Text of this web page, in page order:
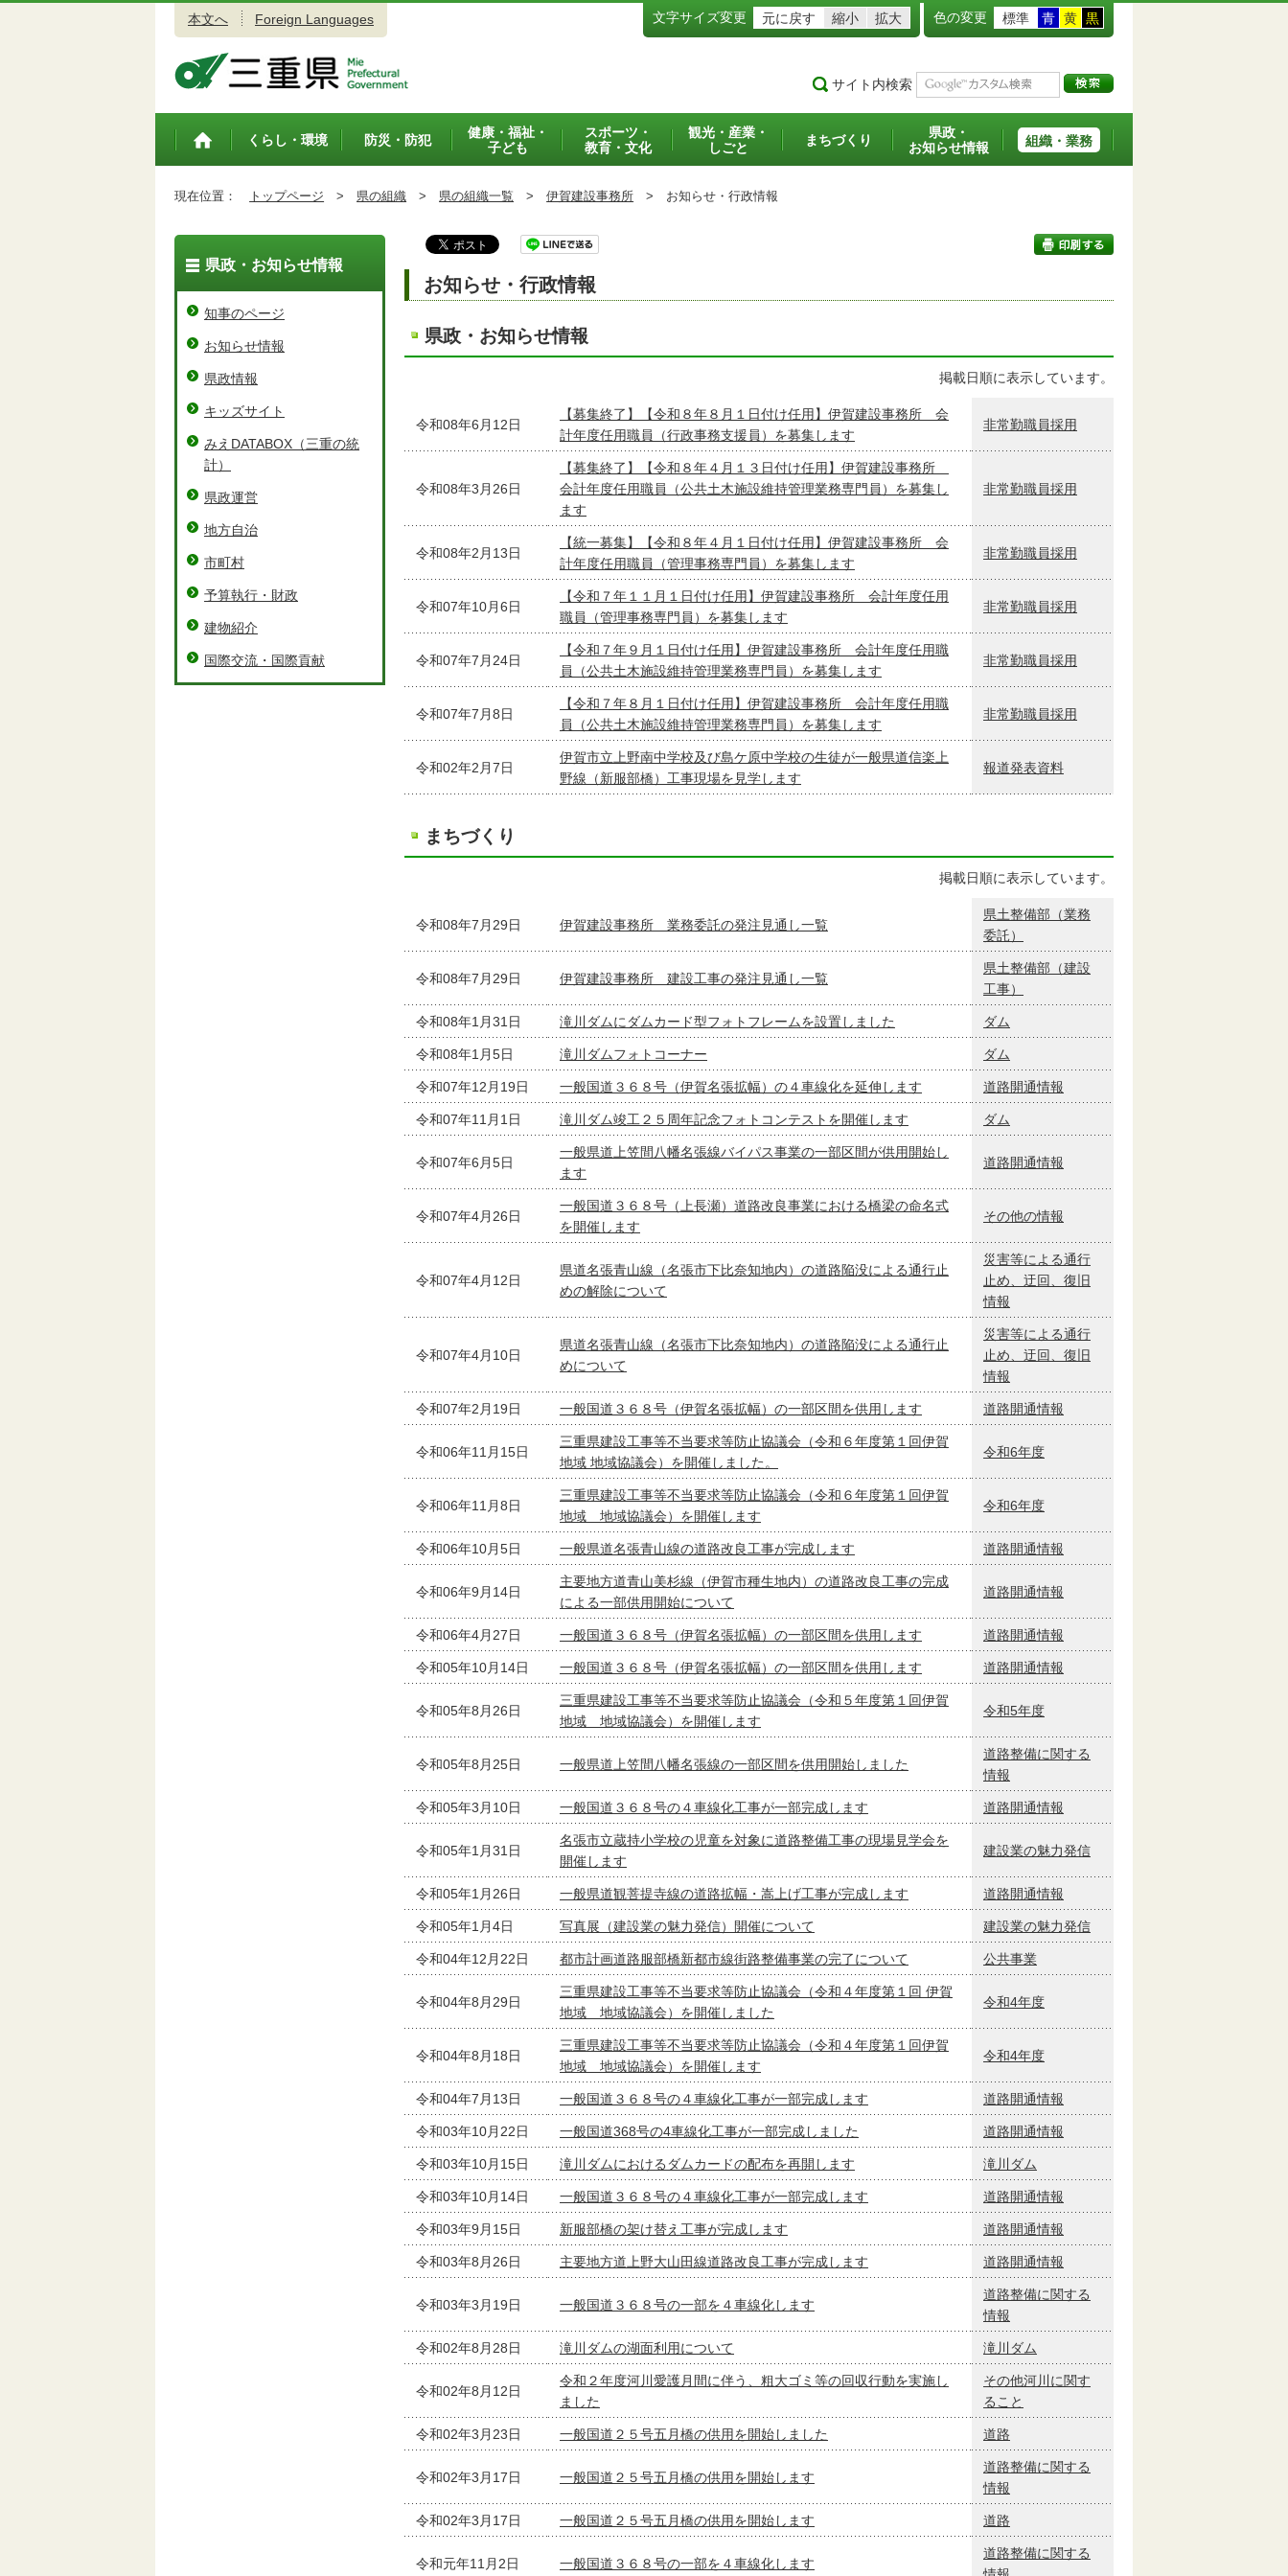
本文へ Foreign Languages 文字サイズ変更 元に戻す 縮小 拡大 色の変更 標準 青 黄 黒
サイト内検索
トップペ
くらし・環境 防災・防犯
健康・福祉・
子ども
スポーツ・
教育・文化
観光・産業・
しごと
まちづくり
県政・
お知らせ情報
組織・業務
現在位置： トップページ > 県の組織 > 県の組織一覧 > 伊賀建設事務所 > お知らせ・行政情報
お知らせ・行政情報
県政・お知らせ情報
掲載日順に表示しています。
令和08年6月12日
【募集終了】【令和８年８月１日付け任用】伊賀建設事務所 会
計年度任用職員（行政事務支援員）を募集します
非常勤職員採用
令和08年3月26日
【募集終了】【令和８年４月１３日付け任用】伊賀建設事務所
会計年度任用職員（公共土木施設維持管理業務専門員）を募集し
ます
非常勤職員採用
令和08年2月13日
【統一募集】【令和８年４月１日付け任用】伊賀建設事務所 会
計年度任用職員（管理事務専門員）を募集します
非常勤職員採用
令和07年10月6日
【令和７年１１月１日付け任用】伊賀建設事務所 会計年度任用
職員（管理事務専門員）を募集します
非常勤職員採用
令和07年7月24日
【令和７年９月１日付け任用】伊賀建設事務所 会計年度任用職
員（公共土木施設維持管理業務専門員）を募集します
非常勤職員採用
令和07年7月8日
【令和７年８月１日付け任用】伊賀建設事務所 会計年度任用職
員（公共土木施設維持管理業務専門員）を募集します
非常勤職員採用
令和02年2月7日
伊賀市立上野南中学校及び島ケ原中学校の生徒が一般県道信楽上
野線（新服部橋）工事現場を見学します
報道発表資料
まちづくり
掲載日順に表示しています。
令和08年7月29日 伊賀建設事務所 業務委託の発注見通し一覧
県土整備部（業務
委託）
令和08年7月29日 伊賀建設事務所 建設工事の発注見通し一覧
県土整備部（建設
工事）
令和08年1月31日 滝川ダムにダムカード型フォトフレームを設置しました ダム
令和08年1月5日 滝川ダムフォトコーナー ダム
令和07年12月19日 一般国道３６８号（伊賀名張拡幅）の４車線化を延伸します 道路開通情報
令和07年11月1日 滝川ダム竣工２５周年記念フォトコンテストを開催します ダム
令和07年6月5日
一般県道上笠間八幡名張線バイパス事業の一部区間が供用開始し
ます
道路開通情報
令和07年4月26日
一般国道３６８号（上長瀬）道路改良事業における橋梁の命名式
を開催します
その他の情報
令和07年4月12日
県道名張青山線（名張市下比奈知地内）の道路陥没による通行止
めの解除について
災害等による通行
止め、迂回、復旧
情報
令和07年4月10日
県道名張青山線（名張市下比奈知地内）の道路陥没による通行止
めについて
災害等による通行
止め、迂回、復旧
情報
令和07年2月19日 一般国道３６８号（伊賀名張拡幅）の一部区間を供用します 道路開通情報
令和06年11月15日
三重県建設工事等不当要求等防止協議会（令和６年度第１回伊賀
地域 地域協議会）を開催しました。
令和6年度
令和06年11月8日
三重県建設工事等不当要求等防止協議会（令和６年度第１回伊賀
地域 地域協議会）を開催します
令和6年度
令和06年10月5日 一般県道名張青山線の道路改良工事が完成します 道路開通情報
令和06年9月14日
主要地方道青山美杉線（伊賀市種生地内）の道路改良工事の完成
による一部供用開始について
道路開通情報
令和06年4月27日 一般国道３６８号（伊賀名張拡幅）の一部区間を供用します 道路開通情報
令和05年10月14日 一般国道３６８号（伊賀名張拡幅）の一部区間を供用します 道路開通情報
令和05年8月26日
三重県建設工事等不当要求等防止協議会（令和５年度第１回伊賀
地域 地域協議会）を開催します
令和5年度
令和05年8月25日 一般県道上笠間八幡名張線の一部区間を供用開始しました
道路整備に関する
情報
令和05年3月10日 一般国道３６８号の４車線化工事が一部完成します 道路開通情報
令和05年1月31日
名張市立蔵持小学校の児童を対象に道路整備工事の現場見学会を
開催します
建設業の魅力発信
令和05年1月26日 一般県道観菩提寺線の道路拡幅・嵩上げ工事が完成します 道路開通情報
令和05年1月4日 写真展（建設業の魅力発信）開催について 建設業の魅力発信
令和04年12月22日 都市計画道路服部橋新都市線街路整備事業の完了について 公共事業
令和04年8月29日
三重県建設工事等不当要求等防止協議会（令和４年度第１回 伊賀
地域 地域協議会）を開催しました
令和4年度
令和04年8月18日
三重県建設工事等不当要求等防止協議会（令和４年度第１回伊賀
地域 地域協議会）を開催します
令和4年度
令和04年7月13日 一般国道３６８号の４車線化工事が一部完成します 道路開通情報
令和03年10月22日 一般国道368号の4車線化工事が一部完成しました 道路開通情報
令和03年10月15日 滝川ダムにおけるダムカードの配布を再開します 滝川ダム
令和03年10月14日 一般国道３６８号の４車線化工事が一部完成します 道路開通情報
令和03年9月15日 新服部橋の架け替え工事が完成します 道路開通情報
令和03年8月26日 主要地方道上野大山田線道路改良工事が完成します 道路開通情報
令和03年3月19日 一般国道３６８号の一部を４車線化します
道路整備に関する
情報
令和02年8月28日 滝川ダムの湖面利用について 滝川ダム
令和02年8月12日
令和２年度河川愛護月間に伴う、粗大ゴミ等の回収行動を実施し
ました
その他河川に関す
ること
令和02年3月23日 一般国道２５号五月橋の供用を開始しました 道路
令和02年3月17日 一般国道２５号五月橋の供用を開始します
道路整備に関する
情報
令和02年3月17日 一般国道２５号五月橋の供用を開始します 道路
令和元年11月2日 一般国道３６８号の一部を４車線化します
道路整備に関する
県政・お知らせ情報
知事のページ
お知らせ情報
県政情報
キッズサイト
みえDATABOX（三重の統
計）
県政運営
地方自治
市町村
予算執行・財政
建物紹介
国際交流・国際貢献